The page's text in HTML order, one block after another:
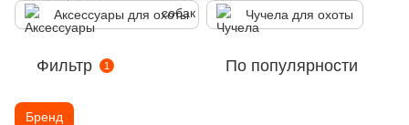
Аксессуары для охоты Чучела для охоты
Фильтр 1 По популярности
Бренд